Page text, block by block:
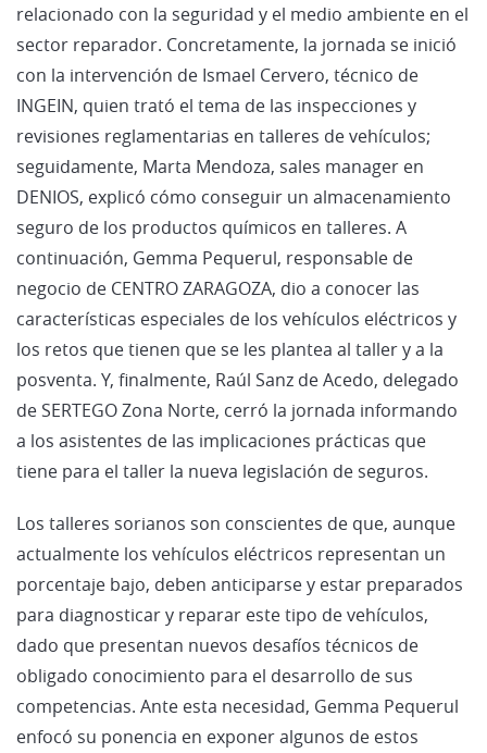
relacionado con la seguridad y el medio ambiente en el
sector reparador. Concretamente, la jornada se inició
con la intervención de Ismael Cervero, técnico de
INGEIN, quien trató el tema de las inspecciones y
revisiones reglamentarias en talleres de vehículos;
seguidamente, Marta Mendoza, sales manager en
DENIOS, explicó cómo conseguir un almacenamiento
seguro de los productos químicos en talleres. A
continuación, Gemma Pequerul, responsable de
negocio de CENTRO ZARAGOZA, dio a conocer las
características especiales de los vehículos eléctricos y
los retos que tienen que se les plantea al taller y a la
posventa. Y, finalmente, Raúl Sanz de Acedo, delegado
de SERTEGO Zona Norte, cerró la jornada informando
a los asistentes de las implicaciones prácticas que
tiene para el taller la nueva legislación de seguros.
Los talleres sorianos son conscientes de que, aunque
actualmente los vehículos eléctricos representan un
porcentaje bajo, deben anticiparse y estar preparados
para diagnosticar y reparar este tipo de vehículos,
dado que presentan nuevos desafíos técnicos de
obligado conocimiento para el desarrollo de sus
competencias. Ante esta necesidad, Gemma Pequerul
enfocó su ponencia en exponer algunos de estos